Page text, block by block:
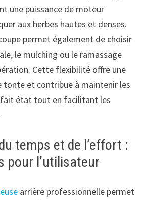
une puissance de moteur
aux herbes hautes et denses.
permet également de choisir
le mulching ou le ramassage
Cette flexibilité offre une
tonte et contribue à maintenir les
état tout en facilitant les
temps et de l’effort :
pour l’utilisateur
arrière professionnelle permet